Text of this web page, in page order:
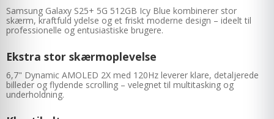
Samsung Galaxy S25+ 5G 512GB Icy Blue kombinerer stor
skærm, kraftfuld ydelse og et friskt moderne design – ideelt til
professionelle og entusiastiske brugere.
Ekstra stor skærmoplevelse
6,7" Dynamic AMOLED 2X med 120Hz leverer klare, detaljerede
billeder og flydende scrolling – velegnet til multitasking og
underholdning.